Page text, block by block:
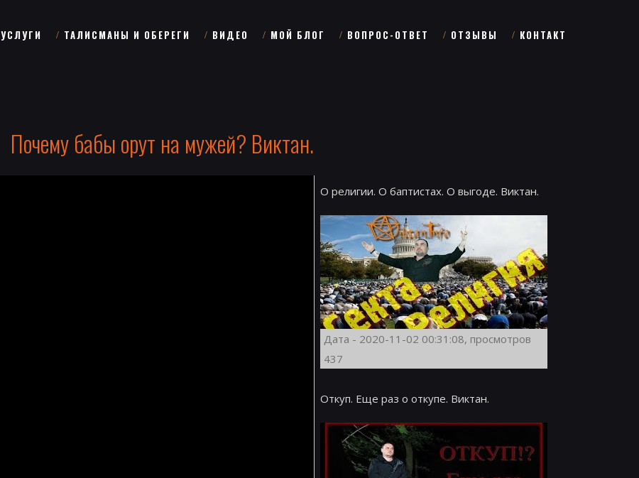
УСЛУГИ ТАЛИСМАНЫ И ОБЕРЕГИ ВИДЕО МОЙ БЛОГ ВОПРОС-ОТВЕТ ОТЗЫВЫ КОНТАКТ
Почему бабы орут на мужей? Виктан.
О религии. О баптистах. О выгоде. Виктан.
Дата - 2020-11-02 00:31:08, просмотров
437
Откуп. Еще раз о откупе. Виктан.